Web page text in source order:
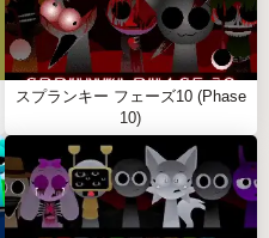
スプランキー フェーズ10 (Phase
10)